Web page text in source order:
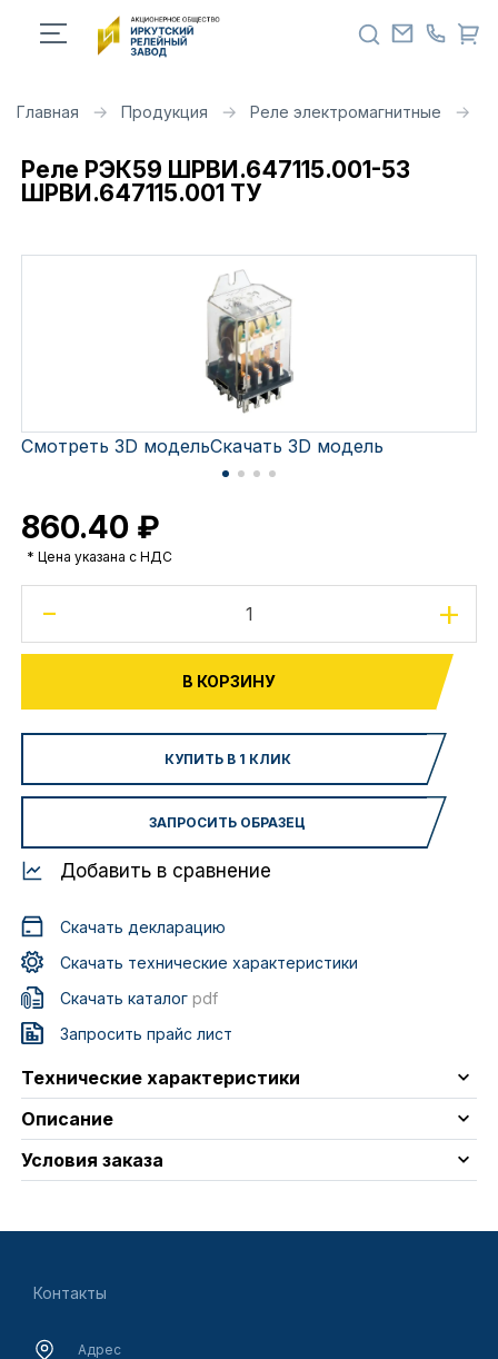
Главная Продукция Реле электромагнитные
Реле РЭК59 ШРВИ.647115.001-53
ШРВИ.647115.001 ТУ
Смотреть 3D модельСкачать 3D модель
860.40 ₽
* Цена указана с НДС
- +
В КОРЗИНУ
КУПИТЬ В 1 КЛИК
ЗАПРОСИТЬ ОБРАЗЕЦ
Добавить в сравнение
Скачать декларацию
Скачать технические характеристики
Скачать каталогpdf
Запросить прайс лист
Технические характеристики
Описание
Условия заказа
Контакты
Адрес